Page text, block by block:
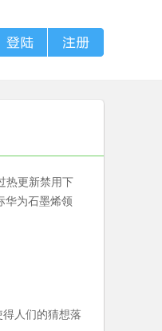
热更新禁用下
华为石墨烯领
人们的猜想落